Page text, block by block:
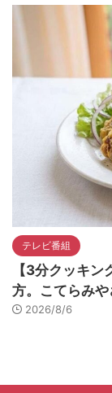
テレビ番組
【3分クッキ
方。こてらみ
2026/8/6